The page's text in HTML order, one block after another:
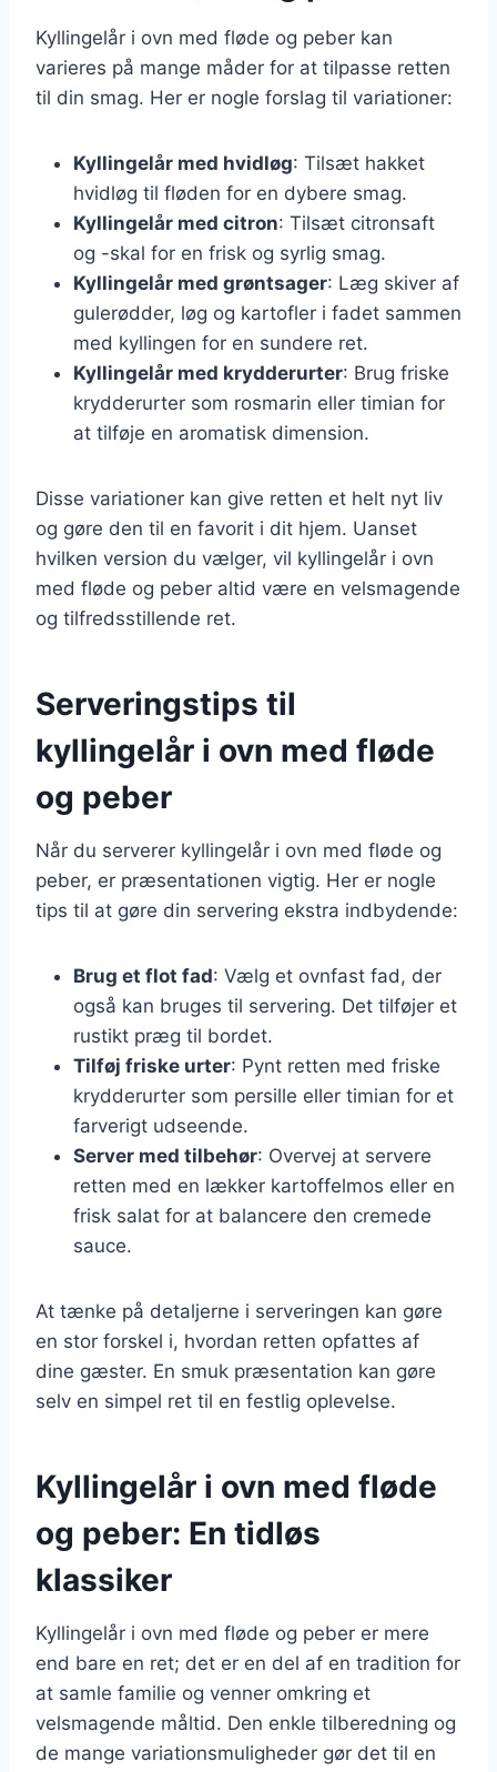
Kyllingelår i ovn med fløde og peber kan
varieres på mange måder for at tilpasse retten
til din smag. Her er nogle forslag til variationer:
Kyllingelår med hvidløg: Tilsæt hakket
hvidløg til fløden for en dybere smag.
Kyllingelår med citron: Tilsæt citronsaft
og -skal for en frisk og syrlig smag.
Kyllingelår med grøntsager: Læg skiver af
gulerødder, løg og kartofler i fadet sammen
med kyllingen for en sundere ret.
Kyllingelår med krydderurter: Brug friske
krydderurter som rosmarin eller timian for
at tilføje en aromatisk dimension.
Disse variationer kan give retten et helt nyt liv
og gøre den til en favorit i dit hjem. Uanset
hvilken version du vælger, vil kyllingelår i ovn
med fløde og peber altid være en velsmagende
og tilfredsstillende ret.
Serveringstips til
kyllingelår i ovn med fløde
og peber
Når du serverer kyllingelår i ovn med fløde og
peber, er præsentationen vigtig. Her er nogle
tips til at gøre din servering ekstra indbydende:
Brug et flot fad: Vælg et ovnfast fad, der
også kan bruges til servering. Det tilføjer et
rustikt præg til bordet.
Tilføj friske urter: Pynt retten med friske
krydderurter som persille eller timian for et
farverigt udseende.
Server med tilbehør: Overvej at servere
retten med en lækker kartoffelmos eller en
frisk salat for at balancere den cremede
sauce.
At tænke på detaljerne i serveringen kan gøre
en stor forskel i, hvordan retten opfattes af
dine gæster. En smuk præsentation kan gøre
selv en simpel ret til en festlig oplevelse.
Kyllingelår i ovn med fløde
og peber: En tidløs
klassiker
Kyllingelår i ovn med fløde og peber er mere
end bare en ret; det er en del af en tradition for
at samle familie og venner omkring et
velsmagende måltid. Den enkle tilberedning og
de mange variationsmuligheder gør det til en